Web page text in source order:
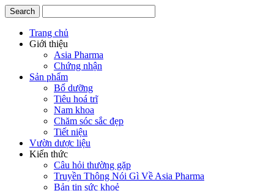
Trang chủ
Giới thiệu
Asia Pharma
Chứng nhận
Sản phẩm
Bổ dưỡng
Tiêu hoá trĩ
Nam khoa
Chăm sóc sắc đẹp
Tiết niệu
Vườn dược liệu
Kiến thức
Câu hỏi thường gặp
Truyền Thông Nói Gì Về Asia Pharma
Bản tin sức khoẻ